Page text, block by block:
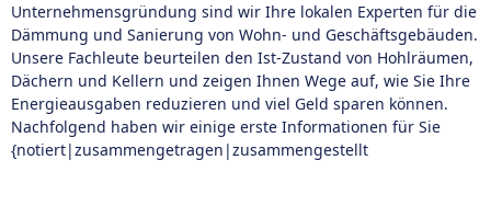
Unternehmensgründung sind wir Ihre lokalen Experten für die
Dämmung und Sanierung von Wohn- und Geschäftsgebäuden.
Unsere Fachleute beurteilen den Ist-Zustand von Hohlräumen,
Dächern und Kellern und zeigen Ihnen Wege auf, wie Sie Ihre
Energieausgaben reduzieren und viel Geld sparen können.
Nachfolgend haben wir einige erste Informationen für Sie
{notiert|zusammengetragen|zusammengestellt